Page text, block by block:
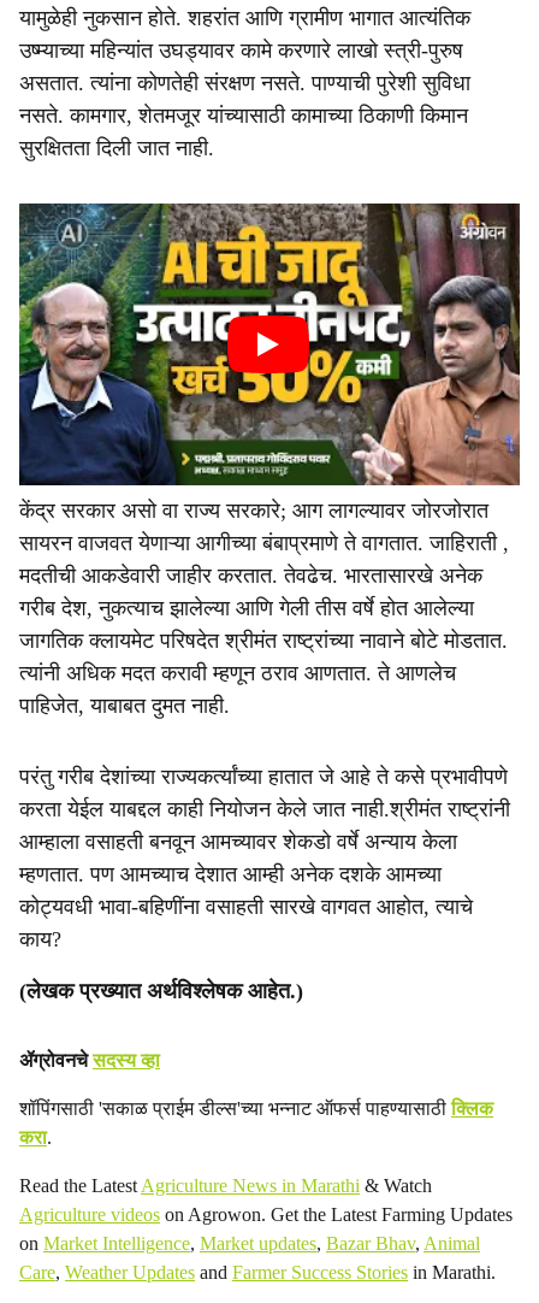
यामुळेही नुकसान होते. शहरांत आणि ग्रामीण भागात आत्यंतिक
उष्म्याच्या महिन्यांत उघड्यावर कामे करणारे लाखो स्त्री-पुरुष
असतात. त्यांना कोणतेही संरक्षण नसते. पाण्याची पुरेशी सुविधा
नसते. कामगार, शेतमजूर यांच्यासाठी कामाच्या ठिकाणी किमान
सुरक्षितता दिली जात नाही.
केंद्र सरकार असो वा राज्य सरकारे; आग लागल्यावर जोरजोरात
सायरन वाजवत येणाऱ्या आगीच्या बंबाप्रमाणे ते वागतात. जाहिराती ,
मदतीची आकडेवारी जाहीर करतात. तेवढेच. भारतासारखे अनेक
गरीब देश, नुकत्याच झालेल्या आणि गेली तीस वर्षे होत आलेल्या
जागतिक क्लायमेट परिषदेत श्रीमंत राष्ट्रांच्या नावाने बोटे मोडतात.
त्यांनी अधिक मदत करावी म्हणून ठराव आणतात. ते आणलेच
पाहिजेत, याबाबत दुमत नाही.
परंतु गरीब देशांच्या राज्यकर्त्यांच्या हातात जे आहे ते कसे प्रभावीपणे
करता येईल याबद्दल काही नियोजन केले जात नाही.श्रीमंत राष्ट्रांनी
आम्हाला वसाहती बनवून आमच्यावर शेकडो वर्षे अन्याय केला
म्हणतात. पण आमच्याच देशात आम्ही अनेक दशके आमच्या
कोट्यवधी भावा-बहिणींना वसाहती सारखे वागवत आहोत, त्याचे
काय?
(लेखक प्रख्यात अर्थविश्‍लेषक आहेत.)
ॲग्रोवनचेसदस्य व्हा
शॉपिंगसाठी 'सकाळ प्राईम डील्स'च्या भन्नाट ऑफर्स पाहण्यासाठीक्लिक
करा.
Read the Latest Agriculture News in Marathi & Watch
Agriculture videos on Agrowon. Get the Latest Farming Updates
on Market Intelligence, Market updates, Bazar Bhav, Animal
Care, Weather Updates and Farmer Success Stories in Marathi.